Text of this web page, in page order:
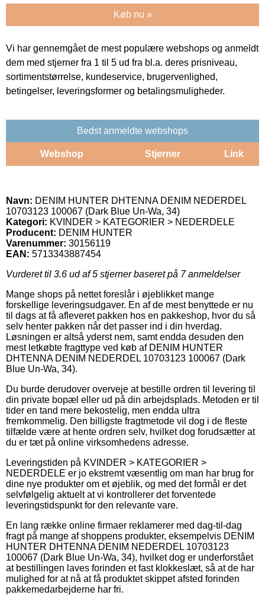
Køb nu »
Vi har gennemgået de mest populære webshops og anmeldt
dem med stjerner fra 1 til 5 ud fra bl.a. deres prisniveau,
sortimentstørrelse, kundeservice, brugervenlighed,
betingelser, leveringsformer og betalingsmuligheder.
Bedst anmeldte webshops
Webshop Stjerner Link
Navn: DENIM HUNTER DHTENNA DENIM NEDERDEL
10703123 100067 (Dark Blue Un-Wa, 34)
Kategori: KVINDER > KATEGORIER > NEDERDELE
Producent: DENIM HUNTER
Varenummer: 30156119
EAN: 5713343887454
Vurderet til 3.6 ud af 5 stjerner baseret på 7anmeldelser
Mange shops på nettet foreslår i øjeblikket mange
forskellige leveringsudgaver. En af de mest benyttede er nu
til dags at få afleveret pakken hos en pakkeshop, hvor du så
selv henter pakken når det passer ind i din hverdag.
Løsningen er altså yderst nem, samt endda desuden den
mest letkøbte fragttype ved køb af DENIM HUNTER
DHTENNA DENIM NEDERDEL 10703123 100067 (Dark
Blue Un-Wa, 34).
Du burde derudover overveje at bestille ordren til levering til
din private bopæl eller ud på din arbejdsplads. Metoden er til
tider en tand mere bekostelig, men endda ultra
fremkommelig. Den billigste fragtmetode vil dog i de fleste
tilfælde være at hente ordren selv, hvilket dog forudsætter at
du er tæt på online virksomhedens adresse.
Leveringstiden på KVINDER > KATEGORIER >
NEDERDELE er jo ekstremt væsentlig om man har brug for
dine nye produkter om et øjeblik, og med det formål er det
selvfølgelig aktuelt at vi kontrollerer det forventede
leveringstidspunkt for den relevante vare.
En lang række online firmaer reklamerer med dag-til-dag
fragt på mange af shoppens produkter, eksempelvis DENIM
HUNTER DHTENNA DENIM NEDERDEL 10703123
100067 (Dark Blue Un-Wa, 34), hvilket dog er underforstået
at bestillingen laves forinden et fast klokkeslæt, så at de har
mulighed for at nå at få produktet skippet afsted forinden
pakkemedarbejderne har fri.